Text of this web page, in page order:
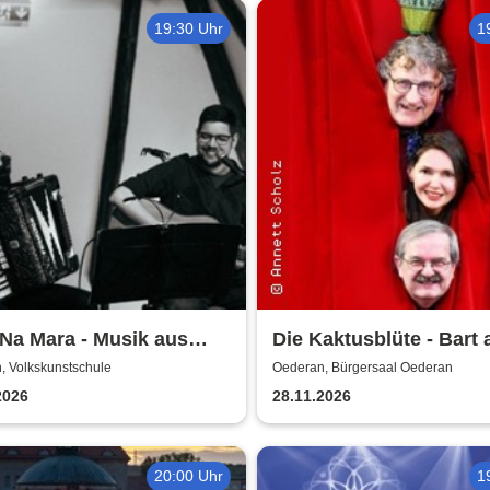
19:30 Uhr
Mara - Musik aus
Volkskunstschule
Die Kaktusblüte - Bart
Oederan, Bürgersaal Oederan
28.11.2026
20:00 Uhr